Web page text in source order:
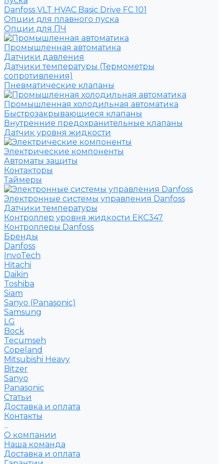
Danfoss VLT HVAC Basic Drive FC 101
Опции для плавного пуска
Опции для ПЧ
Промышленная автоматика
Датчики давления
Датчики температуры (Термометры
сопротивления)
Пневматические клапаны
Промышленная холодильная автоматика
Быстрозакрывающиеся клапаны
Внутренние предохранительные клапаны
Датчик уровня жидкости
Электрические компоненты
Автоматы защиты
Контакторы
Таймеры
Электронные системы управления Danfoss
Датчики температуры
Контроллер уровня жидкости ЕКС347
Контроллеры Danfoss
Бренды
Danfoss
InvoTech
Hitachi
Daikin
Toshiba
Siam
Sanyo (Panasonic)
Samsung
LG
Bock
Tecumseh
Copeland
Mitsubishi Heavy
Bitzer
Sanyo
Рanasonic
Статьи
Доставка и оплата
Контакты
...
О компании
Наша команда
Доставка и оплата